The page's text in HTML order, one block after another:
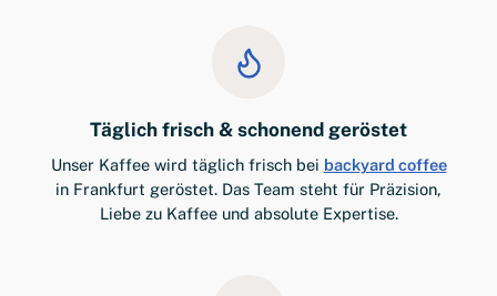
Täglich frisch & schonend geröstet
Unser Kaffee wird täglich frisch bei backyard coffee
in Frankfurt geröstet. Das Team steht für Präzision,
Liebe zu Kaffee und absolute Expertise.